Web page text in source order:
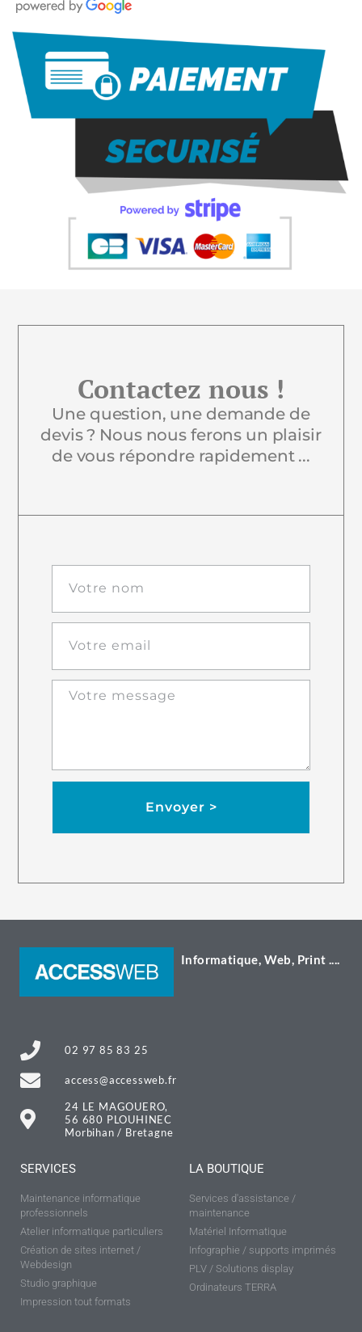
Contactez nous !
Une question, une demande de
devis ? Nous nous ferons un plaisir
de vous répondre rapidement ...
Envoyer >
Informatique, Web, Print ....
02 97 85 83 25
access@accessweb.fr
24 LE MAGOUERO,
56 680 PLOUHINEC
Morbihan / Bretagne
SERVICES
Maintenance informatique
professionnels
Atelier informatique particuliers
Création de sites internet /
Webdesign
Studio graphique
Impression tout formats
LA BOUTIQUE
Services d'assistance /
maintenance
Matériel Informatique
Infographie / supports imprimés
PLV / Solutions display
Ordinateurs TERRA